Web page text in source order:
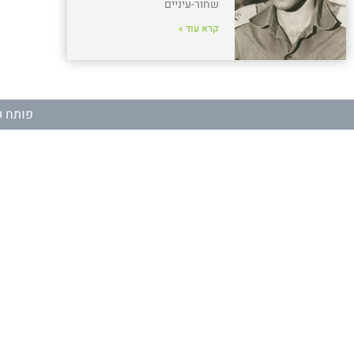
שחור-עיניים
קרא עוד »
פותח